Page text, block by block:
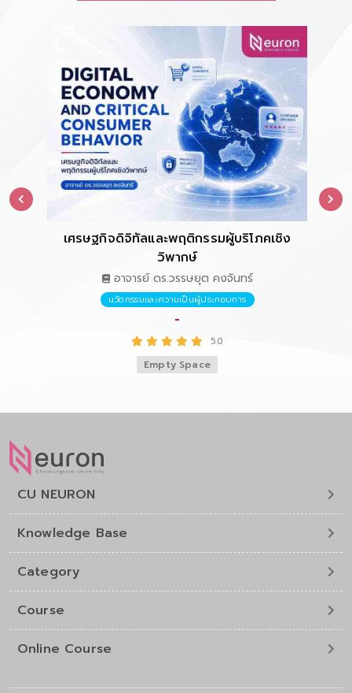
เศรษฐกิจดิจิทัลและพฤติกรรมผู้บริโภคเชิง
วิพากษ์
อาจารย์ ดร.วรรษยุต คงจันทร์
นวัตกรรมและความเป็นผู้ประกอบการ
-
5.0
Empty Space
CU NEURON
Knowledge Base
Category
Course
Online Course